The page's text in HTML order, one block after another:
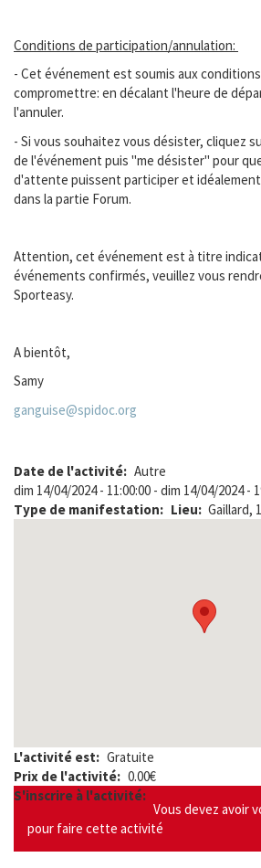
Conditions de participation/annulation:
- Cet événement est soumis aux
compromettre: en décalant l'heure de
l'annuler.
- Si vous souhaitez vous désister, cliquez
de l'événement puis "me désister" pour
d'attente puissent participer et idéalement
dans la partie Forum.
Attention, cet événement est à titre
événements confirmés, veuillez vous
Sporteasy.
A bientôt,
Samy
ganguise@spidoc.org
Date de l'activité
dim 14/04/2024 - 11:00:00 - dim 14/04/2024 -
Type de manifestation
Autre
Lieu
Gaillard,
L'activité est
Gratuite
Prix de l'activité
0.00€
S'inscrire à l'activité
Vous devez avoir
pour faire cette activité